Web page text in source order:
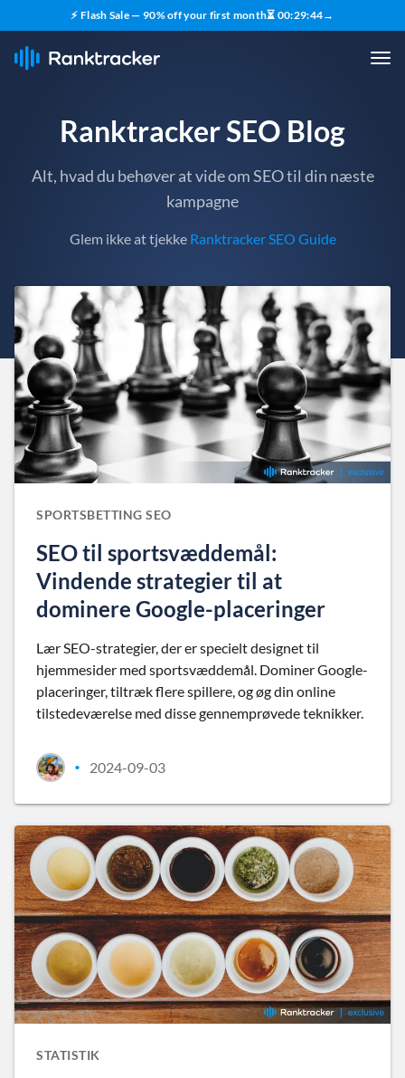
⚡ Flash Sale — 90% off your first month⏳ 00:29:43→
Ranktracker SEO Blog
Alt, hvad du behøver at vide om SEO til din næste
kampagne
Glem ikke at tjekke Ranktracker SEO Guide
SPORTSBETTING SEO
SEO til sportsvæddemål:
Vindende strategier til at
dominere Google-placeringer
Lær SEO-strategier, der er specielt designet til
hjemmesider med sportsvæddemål. Dominer Google-
placeringer, tiltræk flere spillere, og øg din online
tilstedeværelse med disse gennemprøvede teknikker.
• 2024-09-03
STATISTIK